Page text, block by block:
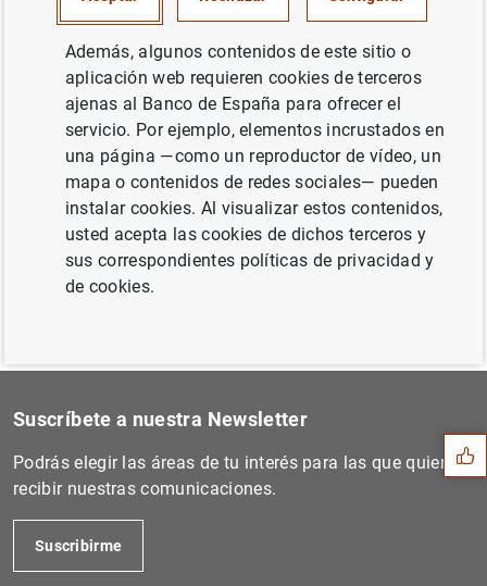
zona del euro de abril de 2024 (375KB)
Anterior
Estado financiero consolida...
Siguiente
Balanza de pagos trimestral...
Sugerencias
Suscríbete a nuestra Newsletter
Podrás elegir las áreas de tu interés para las que quieres
recibir nuestras comunicaciones.
Suscribirme
Además, algunos contenidos de este sitio o
aplicación web requieren cookies de terceros
ajenas al Banco de España para ofrecer el
servicio. Por ejemplo, elementos incrustados en
una página —como un reproductor de vídeo, un
mapa o contenidos de redes sociales— pueden
instalar cookies. Al visualizar estos contenidos,
usted acepta las cookies de dichos terceros y
sus correspondientes políticas de privacidad y
de cookies.